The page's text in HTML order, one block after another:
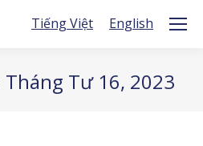
Tiếng Việt English
Tháng Tư 16, 2023